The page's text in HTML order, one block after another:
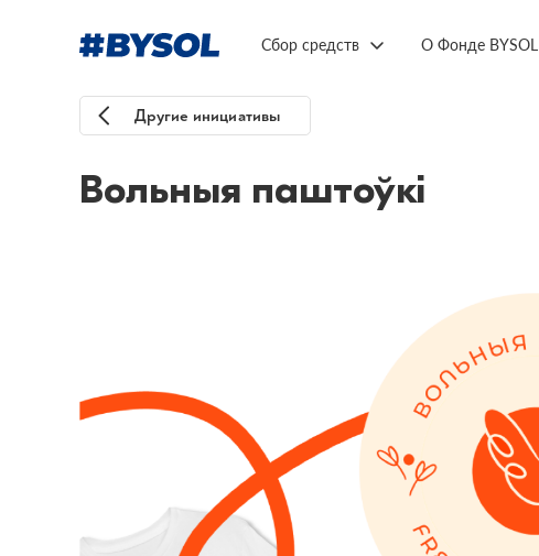
Сбор средств О Фонде BYSOL
Другие инициативы
Вольныя паштоўкі